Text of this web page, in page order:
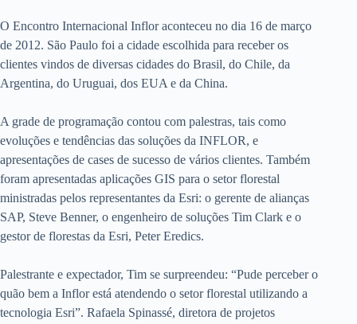
O Encontro Internacional Inflor aconteceu no dia 16 de março
de 2012. São Paulo foi a cidade escolhida para receber os
clientes vindos de diversas cidades do Brasil, do Chile, da
Argentina, do Uruguai, dos EUA e da China.
A grade de programação contou com palestras, tais como
evoluções e tendências das soluções da INFLOR, e
apresentações de cases de sucesso de vários clientes. Também
foram apresentadas aplicações GIS para o setor florestal
ministradas pelos representantes da Esri: o gerente de alianças
SAP, Steve Benner, o engenheiro de soluções Tim Clark e o
gestor de florestas da Esri, Peter Eredics.
Palestrante e expectador, Tim se surpreendeu: “Pude perceber o
quão bem a Inflor está atendendo o setor florestal utilizando a
tecnologia Esri”. Rafaela Spinassé, diretora de projetos